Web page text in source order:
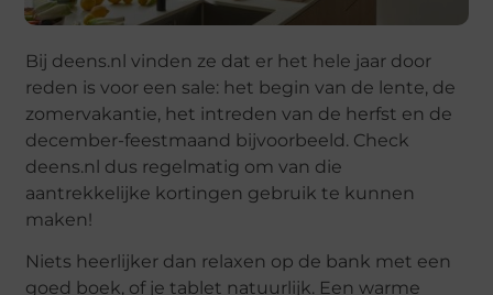
Bij deens.nl vinden ze dat er het hele jaar door
reden is voor een sale: het begin van de lente, de
zomervakantie, het intreden van de herfst en de
december-feestmaand bijvoorbeeld. Check
deens.nl dus regelmatig om van die
aantrekkelijke kortingen gebruik te kunnen
maken!
Niets heerlijker dan relaxen op de bank met een
goed boek, of je tablet natuurlijk. Een warme